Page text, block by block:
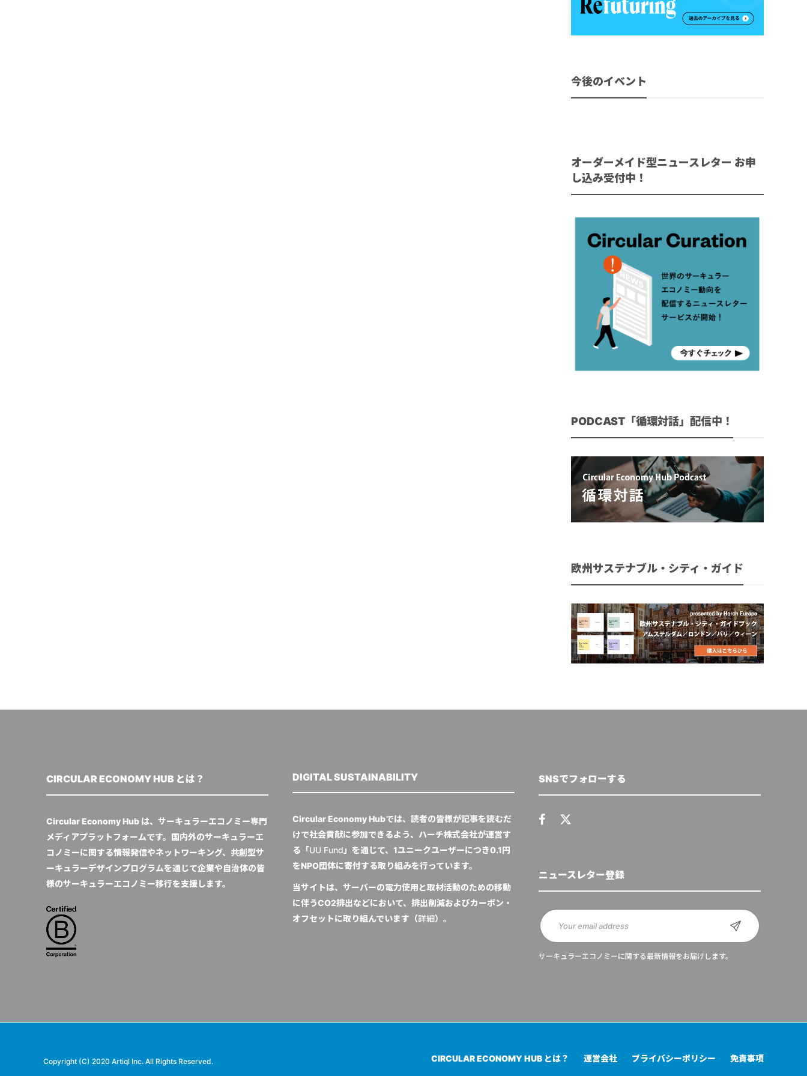
今後のイベント
オーダーメイド型ニュースレター お申
し込み受付中！
PODCAST「循環対話」配信中！
欧州サステナブル・シティ・ガイド
CIRCULAR ECONOMY HUB とは？
Circular Economy Hub は、サーキュラーエコノミー専門
メディアプラットフォームです。国内外のサーキュラーエ
コノミーに関する情報発信やネットワーキング、共創型サ
ーキュラーデザインプログラムを通じて企業や自治体の皆
様のサーキュラーエコノミー移行を支援します。
DIGITAL SUSTAINABILITY
Circular Economy Hubでは、読者の皆様が記事を読むだ
けで社会貢献に参加できるよう、ハーチ株式会社が運営す
る「UU Fund」を通じて、1ユニークユーザーにつき0.1円
をNPO団体に寄付する取り組みを行っています。
当サイトは、サーバーの電力使用と取材活動のための移動
に伴うCO2排出などにおいて、排出削減およびカーボン・
オフセットに取り組んでいます（詳細）。
SNSでフォローする
ニュースレター登録
サーキュラーエコノミーに関する最新情報をお届けします。
Copyright (C) 2020 Artiql Inc. All Rights Reserved. CIRCULAR ECONOMY HUB とは？ 運営会社 プライバシーポリシー 免責事項